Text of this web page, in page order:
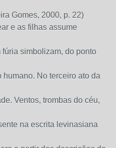
Gomes, 2000, p. 22)
e as filhas assume
simbolizam, do ponto
No terceiro ato da
Ventos, trombas do céu,
na escrita levinasiana